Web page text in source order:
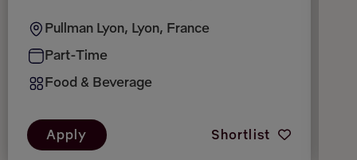
Pullman Lyon, Lyon, France
Part-Time
Food & Beverage
Apply Shortlist